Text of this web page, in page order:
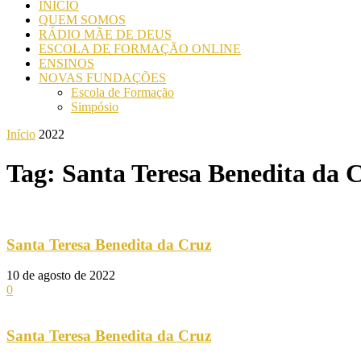
INICIO
QUEM SOMOS
RÁDIO MÃE DE DEUS
ESCOLA DE FORMAÇÃO ONLINE
ENSINOS
NOVAS FUNDAÇÕES
Escola de Formação
Simpósio
Início 2022
Tag: Santa Teresa Benedita da
Santa Teresa Benedita da Cruz
10 de agosto de 2022
0
Santa Teresa Benedita da Cruz